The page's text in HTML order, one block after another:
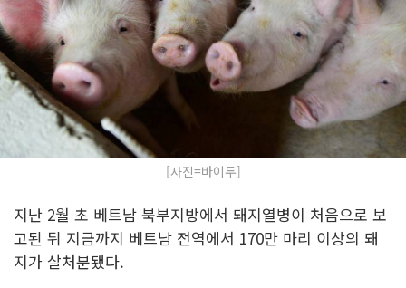
[사진=바이두]
지난 2월 초 베트남 북부지방에서 돼지열병이 처음으로 보
고된 뒤 지금까지 베트남 전역에서 170만 마리 이상의 돼
지가 살처분됐다.